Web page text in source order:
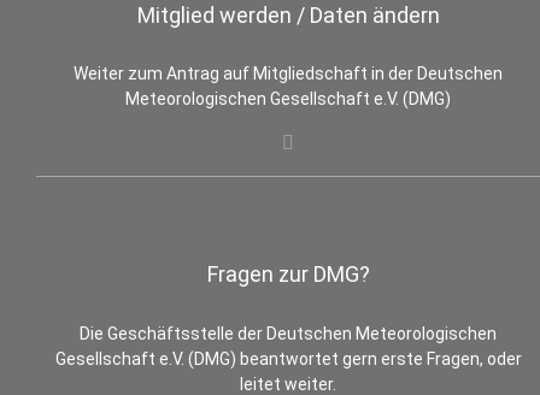
Mitglied werden / Daten ändern
Weiter zum Antrag auf Mitgliedschaft in der Deutschen
Meteorologischen Gesellschaft e.V. (DMG)
Fragen zur DMG?
Die Geschäftsstelle der Deutschen Meteorologischen
Gesellschaft e.V. (DMG) beantwortet gern erste Fragen, oder
leitet weiter.